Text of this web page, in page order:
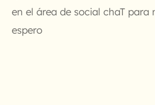
en el área de social chaT para
espero